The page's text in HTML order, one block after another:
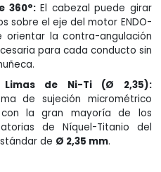
360°:El cabezal puede girar
sobre el eje del motor ENDO-
orientar la contra-angulación
para cada conducto sin
Limas de Ni-Ti (Ø 2,35):
de sujeción micrométrico
la gran mayoría de los
de Níquel-Titanio del
de Ø 2,35 mm.